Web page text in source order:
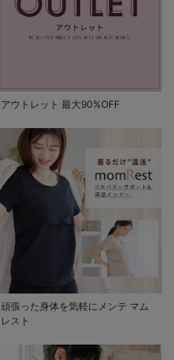
アウトレット 最大90%OFF
頑張った身体を気軽にメンテ マム
レスト